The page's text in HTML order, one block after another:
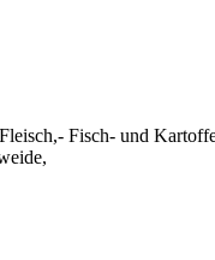
Fisch- und